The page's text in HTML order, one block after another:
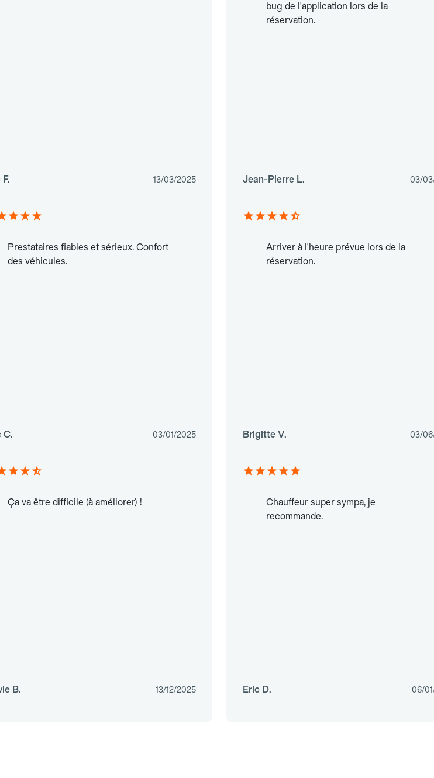
F. 13/03/2025
bug de l'application lors de la
réservation.
Jean-Pierre L. 03/
Prestataires fiables et sérieux. Confort
des véhicules.
C. 03/01/2025
Arriver à l'heure prévue lors de la
réservation.
Brigitte V. 03/
Ça va être difficile (à améliorer) !
B. 13/12/2025
Chauffeur super sympa, je
recommande.
Eric D. 06/